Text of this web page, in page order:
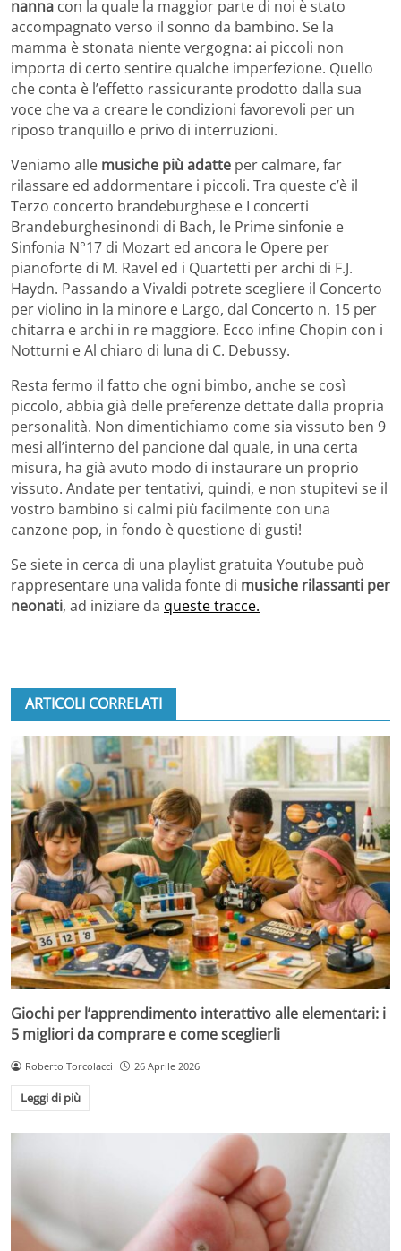
nanna con la quale la maggior parte di noi è stato
accompagnato verso il sonno da bambino. Se la
mamma è stonata niente vergogna: ai piccoli non
importa di certo sentire qualche imperfezione. Quello
che conta è l’effetto rassicurante prodotto dalla sua
voce che va a creare le condizioni favorevoli per un
riposo tranquillo e privo di interruzioni.
Veniamo alle musiche più adatte per calmare, far
rilassare ed addormentare i piccoli. Tra queste c’è il
Terzo concerto brandeburghese e I concerti
Brandeburghesinondi di Bach, le Prime sinfonie e
Sinfonia N°17 di Mozart ed ancora le Opere per
pianoforte di M. Ravel ed i Quartetti per archi di F.J.
Haydn. Passando a Vivaldi potrete scegliere il Concerto
per violino in la minore e Largo, dal Concerto n. 15 per
chitarra e archi in re maggiore. Ecco infine Chopin con i
Notturni e Al chiaro di luna di C. Debussy.
Resta fermo il fatto che ogni bimbo, anche se così
piccolo, abbia già delle preferenze dettate dalla propria
personalità. Non dimentichiamo come sia vissuto ben 9
mesi all’interno del pancione dal quale, in una certa
misura, ha già avuto modo di instaurare un proprio
vissuto. Andate per tentativi, quindi, e non stupitevi se il
vostro bambino si calmi più facilmente con una
canzone pop, in fondo è questione di gusti!
Se siete in cerca di una playlist gratuita Youtube può
rappresentare una valida fonte di musiche rilassanti per
neonati, ad iniziare da queste tracce.
ARTICOLI CORRELATI
Giochi per l’apprendimento interattivo alle elementari: i
5 migliori da comprare e come sceglierli
Roberto Torcolacci 26 Aprile 2026
Leggi di più